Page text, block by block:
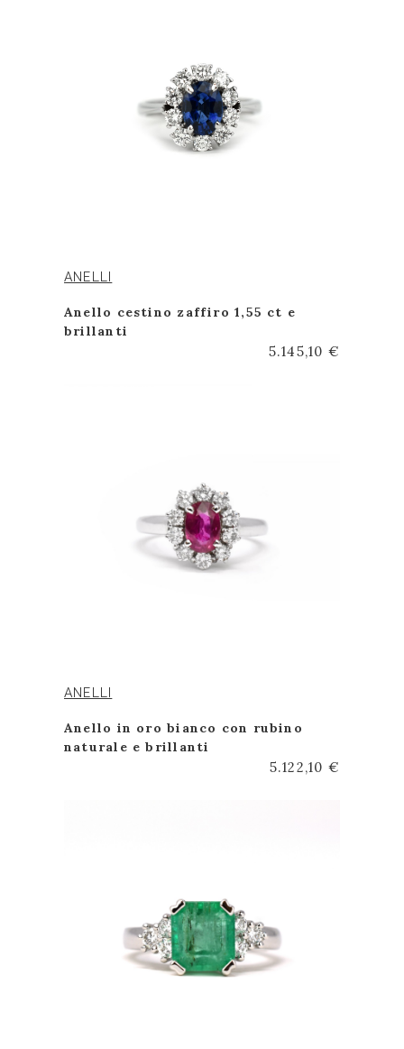
ANELLI
Anello cestino zaffiro 1,55 ct e
brillanti
5.145,10 €
ANELLI
Anello in oro bianco con rubino
naturale e brillanti
5.122,10 €